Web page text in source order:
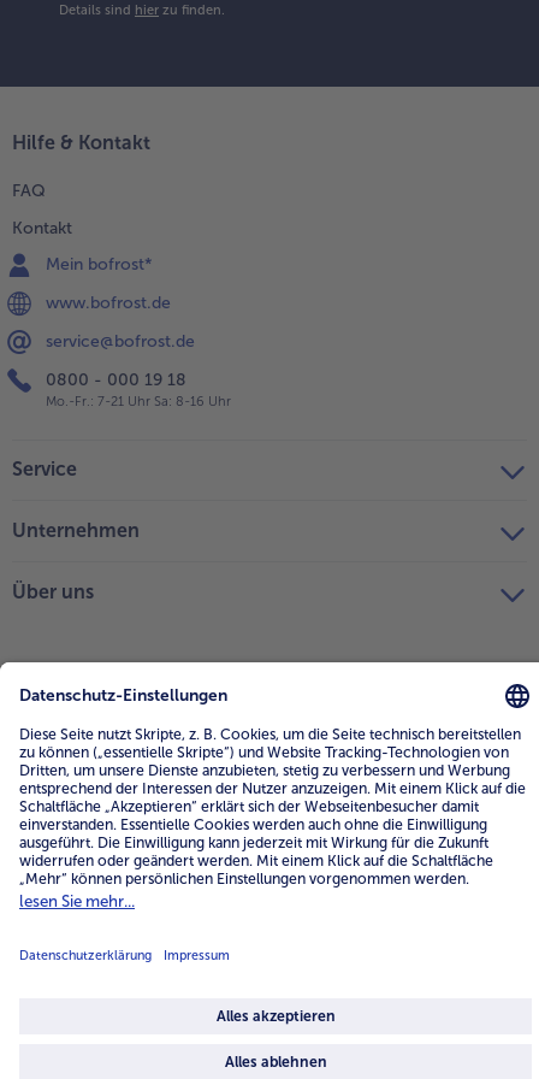
Details sind hier zu finden.
Hilfe & Kontakt
FAQ
Kontakt
Mein bofrost*
www.bofrost.de
service@bofrost.de
0800 - 000 19 18
Mo.-Fr.: 7-21 Uhr Sa: 8-16 Uhr
Service
Unternehmen
Über uns